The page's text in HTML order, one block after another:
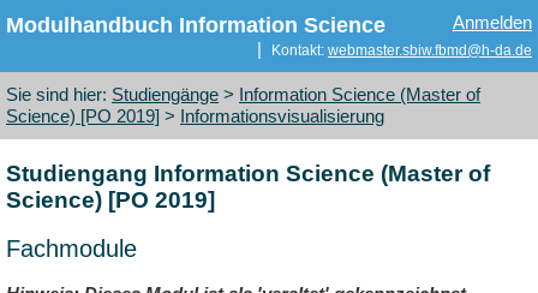
Modulhandbuch Information Science
Anmelden
|
Kontakt: webmaster.sbiw.fbmd @ h-da.de
Sie sind hier: Studiengänge > Information Science (Master of
Science) [PO 2019] > Informationsvisualisierung
Studiengang Information Science (Master of
Science) [PO 2019]
Fachmodule